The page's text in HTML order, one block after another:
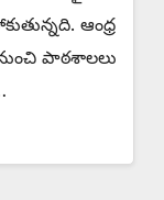
ఆంధ్ర
పాఠశాలలు